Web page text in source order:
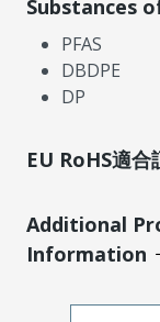
Substances
PFAS
DBDPE
DP
EU RoHS適合
Additional
Information